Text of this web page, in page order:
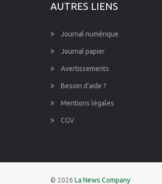
AUTRES LIENS
Journal numérique
Journal papier
Avertissements
Besoin d’aide ?
Mentions légales
CGV
© 2026 La News Company